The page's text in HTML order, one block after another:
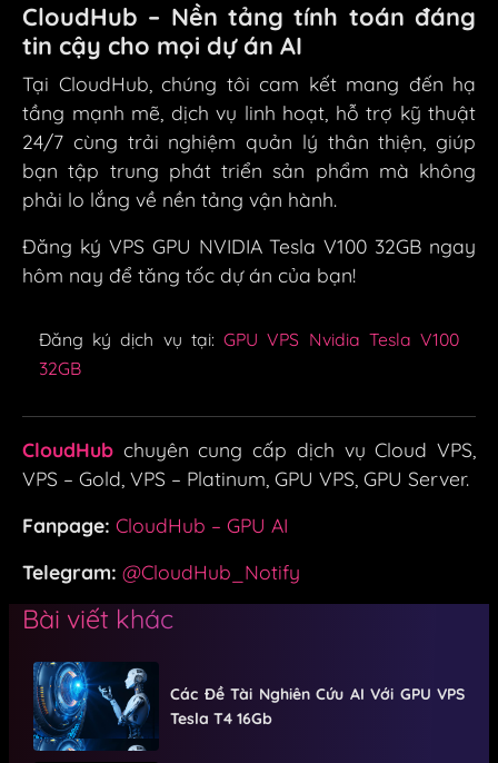
CloudHub – Nền tảng tính toán đáng
tin cậy cho mọi dự án AI
Tại CloudHub, chúng tôi cam kết mang đến hạ
tầng mạnh mẽ, dịch vụ linh hoạt, hỗ trợ kỹ thuật
24/7 cùng trải nghiệm quản lý thân thiện, giúp
bạn tập trung phát triển sản phẩm mà không
phải lo lắng về nền tảng vận hành.
Đăng ký VPS GPU NVIDIA Tesla V100 32GB ngay
hôm nay để tăng tốc dự án của bạn!
Đăng ký dịch vụ tại:GPU VPS Nvidia Tesla V100
32GB
CloudHub chuyên cung cấp dịch vụ Cloud VPS,
VPS – Gold, VPS – Platinum, GPU VPS, GPU Server.
Fanpage: CloudHub – GPU AI
Telegram: @CloudHub_Notify
Bài viết khác
Các Đề Tài Nghiên Cứu AI Với GPU VPS
Tesla T4 16Gb